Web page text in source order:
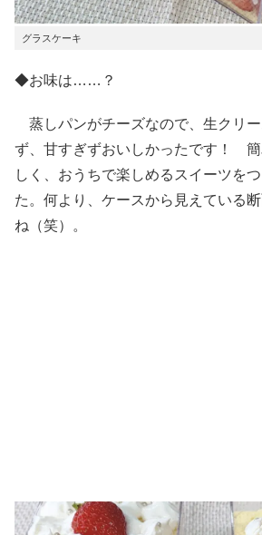
グラスケーキ
◆お味は……？
蒸しパンがチーズなので、生クリ
ず、甘すぎずおいしかったです！
しく、おうちで楽しめるスイーツを
た。何より、ケースから見えている
ね（笑）。